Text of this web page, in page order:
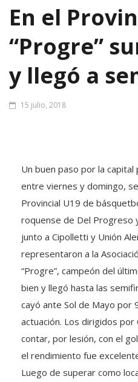
En el
“Progre”
y llegó a
15 julio, 2018
Un buen paso por la capital
entre viernes y domingo,
Provincial U19 de
roquense de Del Progreso
junto a Cipolletti y Unión
representaron a la
“Progre”, campeón del
bien y llegó hasta las
cayó ante Sol de Mayo por
actuación. Los dirigidos por
contar, por lesión, con el
el rendimiento fue
Luego de superar como